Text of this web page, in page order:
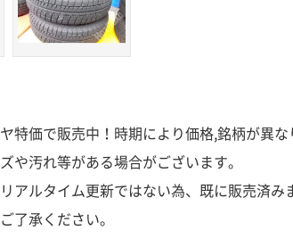
特価で販売中！時期により価格,銘柄が異な
や汚れ等がある場合がございます。
アルタイム更新ではない為、既に販売済
了承ください。